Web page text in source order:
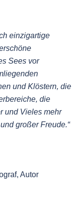
einzigartige
Sees vor
und Klöstern, die
die
und Vieles mehr
großer Freude.“
Autor